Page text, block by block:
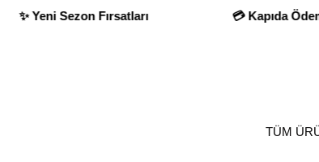
Ödeme İmkanı ✨ Yeni Sezon Fırsatları
TÜM